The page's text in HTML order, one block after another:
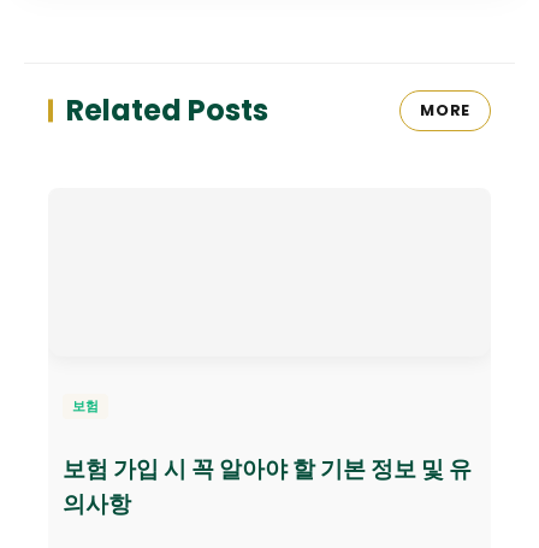
Related Posts MORE
보험
보험 가입 시 꼭 알아야 할 기본 정보 및 유
의사항